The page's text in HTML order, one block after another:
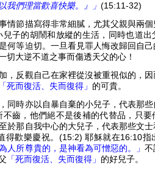
我們理當歡喜快樂。』」(15:11-32)
節描寫得非常細膩，尤其父親與兩個
子的胡鬧和放縱的生活，同時也道出
何等迫切。一旦看見罪人悔改歸回自
大逆不道之事而傷透天父的心！
，反觀自己在家裡從沒被重視似的，
「死而復活、失而復得」 的可貴。
同時亦以自暴自棄的小兒子，代表那
齒，他們絕不是後補的代替品，只要
於那自我中心的大兒子，代表那些文
歡樂慶祝。(15:2) 耶穌就在16:10指
人所尊貴的，是神看為可憎惡的。」不
「死而復活、失而復得」 的好兒子。